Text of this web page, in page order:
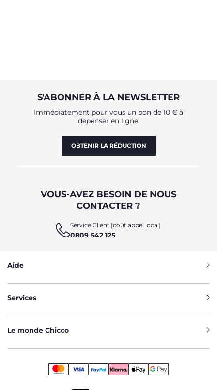
S'ABONNER À LA NEWSLETTER
Immédiatement pour vous un bon de 10 € à
dépenser en ligne.
OBTENIR LA RÉDUCTION
VOUS-AVEZ BESOIN DE NOUS
CONTACTER ?
Service Client [coût appel local]
0809 542 125
Aide
Services
Le monde Chicco